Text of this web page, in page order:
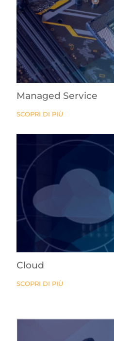
Managed Service
SCOPRI DI PIÙ
Cloud
SCOPRI DI PIÙ